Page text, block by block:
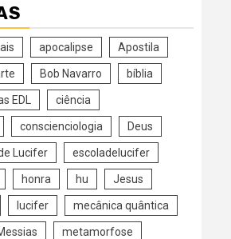
apocalipse Apostila
Bob Navarro bíblia
EDL ciência
conscienciologia Deus
Lucifer escoladelucifer
honra hu Jesus
lucifer mecânica quântica
metamorfose